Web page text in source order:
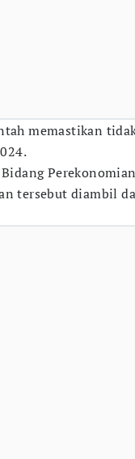
memastikan
tersebut diambil